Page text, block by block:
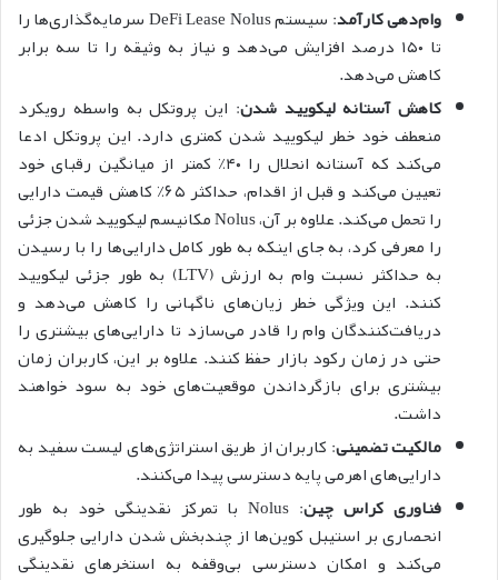
وام‌دهی کارآمد
: سیستم DeFi Lease Nolus سرمایه‌گذاری‌ها را
تا ۱۵۰ درصد افزایش می‌دهد و نیاز به وثیقه را تا سه برابر
کاهش می‌دهد.
کاهش آستانه لیکویید شدن: این پروتکل به واسطه رویکرد
منعطف خود خطر لیکویید شدن کمتری دارد. این پروتکل ادعا
می‌کند که آستانه انحلال را ۴۰٪ کمتر از میانگین رقبای خود
تعیین می‌کند و قبل از اقدام، حداکثر ۶۵٪ کاهش قیمت دارایی
را تحمل می‌کند. علاوه بر آن، Nolus مکانیسم لیکویید شدن جزئی
را معرفی کرد، به جای اینکه به طور کامل دارایی‌ها را با رسیدن
به حداکثر نسبت وام به ارزش (LTV) به طور جزئی لیکویید
کنند. این ویژگی خطر زیان‌های ناگهانی را کاهش می‌دهد و
دریافت‌کنندگان وام را قادر می‌سازد تا دارایی‌های بیشتری را
حتی در زمان رکود بازار حفظ کنند. علاوه بر این، کاربران زمان
بیشتری برای بازگرداندن موقعیت‌های خود به سود خواهند
داشت.
مالکیت تضمینی: کاربران از طریق استراتژی‌های لیست سفید به
دارایی‌های اهرمی پایه دسترسی پیدا می‌کنند.
فناوری کراس چین
: Nolus با تمرکز نقدینگی خود به طور
انحصاری بر استیبل کوین‌ها از چندبخش شدن دارایی جلوگیری
می‌کند و امکان دسترسی بی‌وقفه به استخرهای نقدینگی